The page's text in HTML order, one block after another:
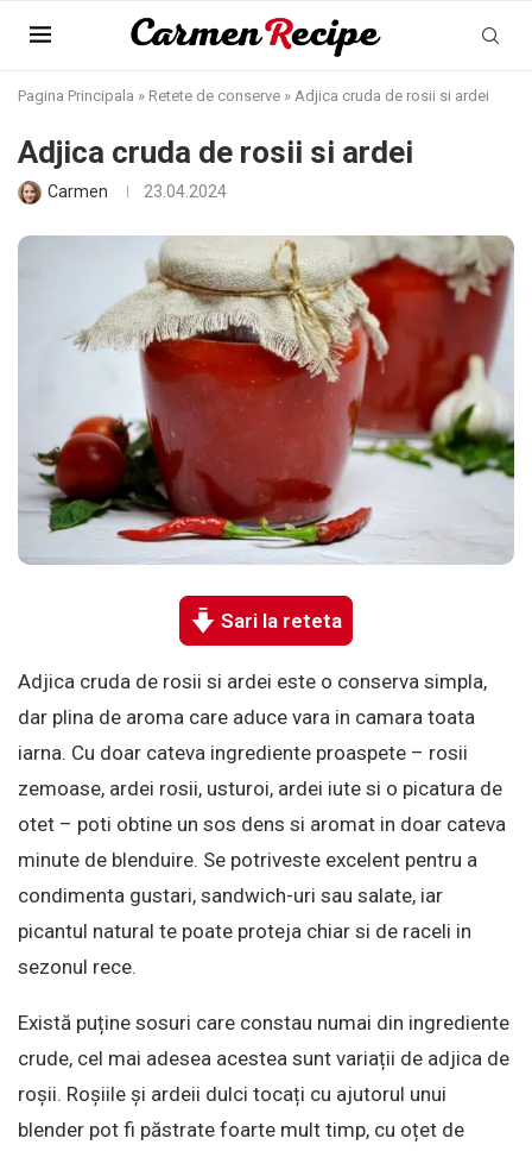
Pagina Principala » Retete de conserve » Adjica cruda de rosii si ardei
Adjica cruda de rosii si ardei
Carmen 23.04.2024
Sari la reteta
Adjica cruda de rosii si ardei este o conserva simpla,
dar plina de aroma care aduce vara in camara toata
iarna. Cu doar cateva ingrediente proaspete – rosii
zemoase, ardei rosii, usturoi, ardei iute si o picatura de
otet – poti obtine un sos dens si aromat in doar cateva
minute de blenduire. Se potriveste excelent pentru a
condimenta gustari, sandwich-uri sau salate, iar
picantul natural te poate proteja chiar si de raceli in
sezonul rece.
Există puține sosuri care constau numai din ingrediente
crude, cel mai adesea acestea sunt variații de adjica de
roșii. Roșiile și ardeii dulci tocați cu ajutorul unui
blender pot fi păstrate foarte mult timp, cu oțet de